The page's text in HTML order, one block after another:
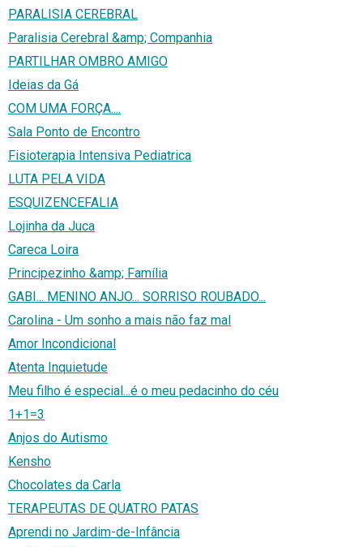
PARALISIA CEREBRAL
Paralisia Cerebral &amp; Companhia
PARTILHAR OMBRO AMIGO
Ideias da Gá
COM UMA FORÇA....
Sala Ponto de Encontro
Fisioterapia Intensiva Pediatrica
LUTA PELA VIDA
ESQUIZENCEFALIA
Lojinha da Juca
Careca Loira
Principezinho &amp; Família
GABI... MENINO ANJO... SORRISO ROUBADO...
Carolina - Um sonho a mais não faz mal
Amor Incondicional
Atenta Inquietude
Meu filho é especial...é o meu pedacinho do céu
1+1=3
Anjos do Autismo
Kensho
Chocolates da Carla
TERAPEUTAS DE QUATRO PATAS
Aprendi no Jardim-de-Infância